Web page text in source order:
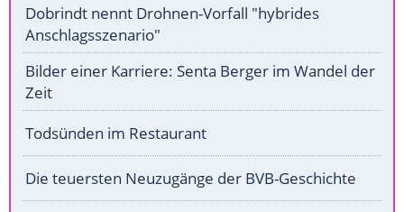
Dobrindt nennt Drohnen-Vorfall "hybrides
Anschlagsszenario"
Bilder einer Karriere: Senta Berger im Wandel der
Zeit
Todsünden im Restaurant
Die teuersten Neuzugänge der BVB-Geschichte